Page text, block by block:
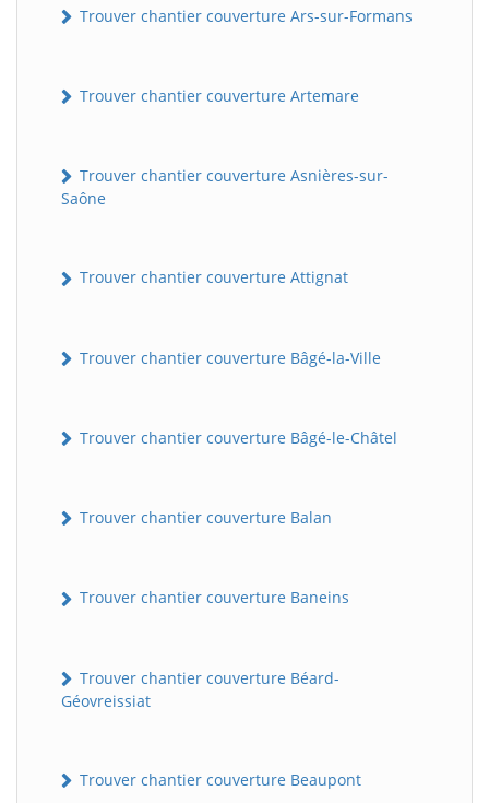
Trouver chantier couverture Ars-sur-Formans
Trouver chantier couverture Artemare
Trouver chantier couverture Asnières-sur-
Saône
Trouver chantier couverture Attignat
Trouver chantier couverture Bâgé-la-Ville
Trouver chantier couverture Bâgé-le-Châtel
Trouver chantier couverture Balan
Trouver chantier couverture Baneins
Trouver chantier couverture Béard-
Géovreissiat
Trouver chantier couverture Beaupont